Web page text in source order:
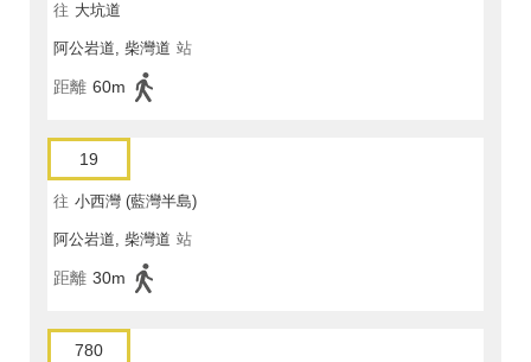
往 大坑道
阿公岩道, 柴灣道 站
距離 60m
19
往 小西灣 (藍灣半島)
阿公岩道, 柴灣道 站
距離 30m
780